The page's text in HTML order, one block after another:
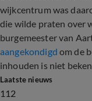
wijkcentrum was
die wilde praten over
burgemeester van
aangekondigd om de
inhouden is niet
Laatste nieuws
112